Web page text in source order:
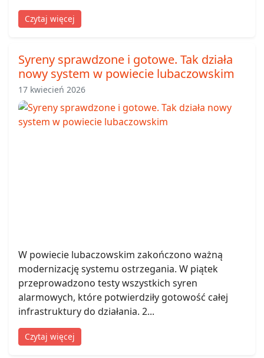
Czytaj więcej
Syreny sprawdzone i gotowe. Tak działa
nowy system w powiecie lubaczowskim
17 kwiecień 2026
W powiecie lubaczowskim zakończono ważną
modernizację systemu ostrzegania. W piątek
przeprowadzono testy wszystkich syren
alarmowych, które potwierdziły gotowość całej
infrastruktury do działania. 2...
Czytaj więcej